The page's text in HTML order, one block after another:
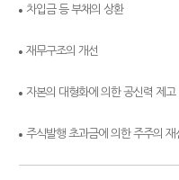
차입금 등 부채의 상환
재무구조의 개선
자본의 대형화에 의한 공신력 제고
주식발행 초과금에 의한 주주의